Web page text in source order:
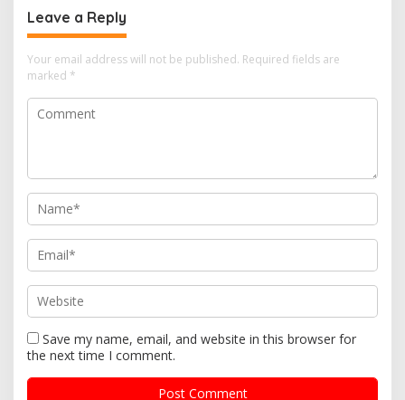
Leave a Reply
Your email address will not be published. Required fields are
marked *
Save my name, email, and website in this browser for
the next time I comment.